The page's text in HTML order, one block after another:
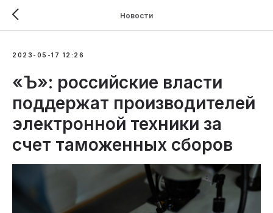
Новости
2023-05-17 12:26
«Ъ»: российские власти
поддержат производителей
электронной техники за
счет таможенных сборов